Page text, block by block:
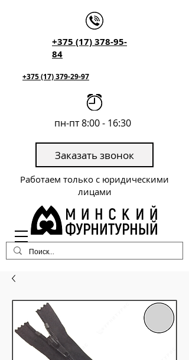
+375 (17) 378-95-
84
Заказать звонок
пн-пт 8:00 - 16:30
Работаем только с юридическими
лицами
+375 (17) 379-29-97